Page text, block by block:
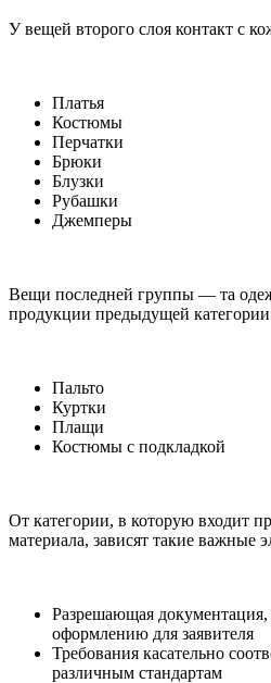
У вещей второго слоя контакт с
Платья
Костюмы
Перчатки
Брюки
Блузки
Рубашки
Джемперы
Вещи последней группы — та
продукции предыдущей
Пальто
Куртки
Плащи
Костюмы с подкладкой
От категории, в которую входит
материала, зависят такие важные
Разрешающая документация,
оформлению для заявителя
Требования касательно
различным стандартам